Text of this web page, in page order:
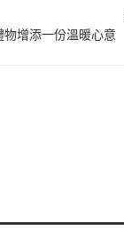
增添一份溫暖心意